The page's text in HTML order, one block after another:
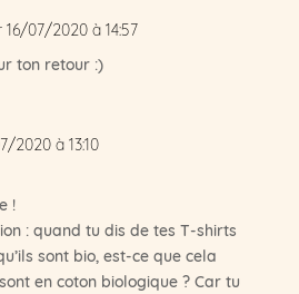
16/07/2020 à 14:57
ton retour :)
2020 à 13:10
!
: quand tu dis de tes T-shirts
sont bio, est-ce que cela
en coton biologique ? Car tu